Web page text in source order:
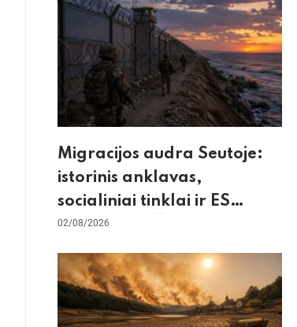
Migracijos audra Seutoje:
istorinis anklavas,
socialiniai tinklai ir ES
skilimas dėl Šengeno zonos
02/08/2026